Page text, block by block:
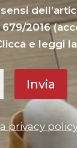
2016
e leggi
Invia
privacy